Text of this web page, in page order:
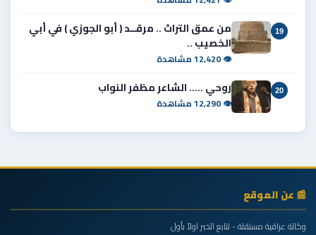
19
من عمق التراث .. مرقــد ( أبو الجوزي ) في أبي
الخصيب ..
👁 12,420 مشاهدة
20 روحي ..... الشاعر مظفر النواب
👁 12,290 مشاهدة
📰 عن الموقع
وكالة عراقية مستقلة - تتابع الخبر اولاً بأول